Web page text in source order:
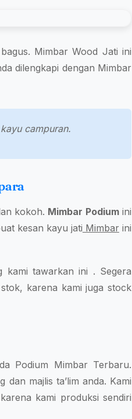
Mimbar Wood Jati ini
dilengkapi dengan Mimbar
campuran.
kokoh. Mimbar Podiumini
kesan kayu jati Mimbarini
kami tawarkan ini . Segera
karena kami juga stock
Podium Mimbar Terbaru.
majlis ta’lim anda. Kami
kami produksi sendiri